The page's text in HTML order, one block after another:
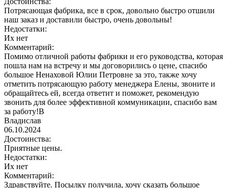
Потрясающая фабрика, все в срок, довольно быстро отшили
наш заказ и доставили быстро, очень довольны!
Недостатки:
Их нет
Комментарий:
Помимо отличной работы фабрики и его руководства, которая
пошла нам на встречу и мы договорились о цене, спасибо
большое Ненаховой Юлии Петровне за это, также хочу
отметить потрясающую работу менеджера Елены, звоните и
обращайтесь ей, всегда ответит и поможет, рекомендую
звонить для более эффективной коммуникации, спасибо вам
за работу!В
Владислав
06.10.2024
Достоинства:
Приятные цены.
Недостатки:
Их нет
Комментарий:
Здравствуйте. Посылку получила, хочу сказать большое